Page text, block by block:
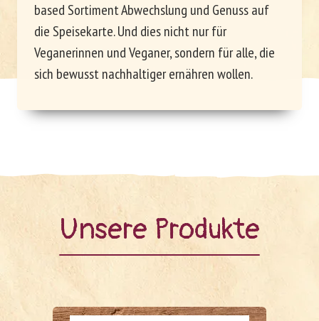
DE
based Sortiment Abwechslung und Genuss auf
die Speisekarte. Und dies nicht nur für
Veganerinnen und Veganer, sondern für alle, die
sich bewusst nachhaltiger ernähren wollen.
Unsere Produkte